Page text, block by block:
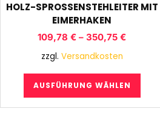
HOLZ-SPROSSENSTEHLEITER MIT
EIMERHAKEN
109,78 € – 350,75 €
zzgl. Versandkosten
AUSFÜHRUNG WÄHLEN